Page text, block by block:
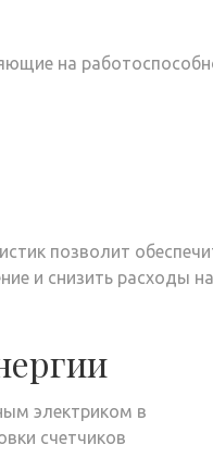
на
позволит
и снизить расходы на
электриком в
счетчиков